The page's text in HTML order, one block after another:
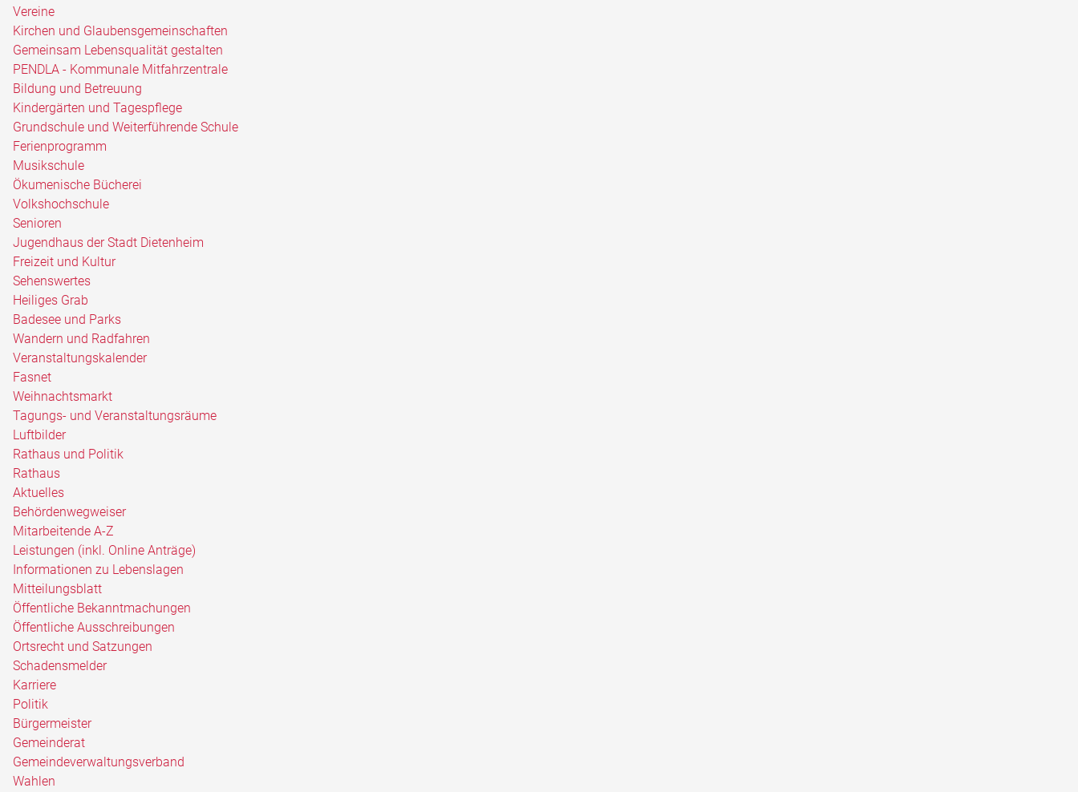
Vereine
Kirchen und Glaubensgemeinschaften
Gemeinsam Lebensqualität gestalten
PENDLA - Kommunale Mitfahrzentrale
Bildung und Betreuung
Kindergärten und Tagespflege
Grundschule und Weiterführende Schule
Ferienprogramm
Musikschule
Ökumenische Bücherei
Volkshochschule
Senioren
Jugendhaus der Stadt Dietenheim
Freizeit und Kultur
Sehenswertes
Heiliges Grab
Badesee und Parks
Wandern und Radfahren
Veranstaltungskalender
Fasnet
Weihnachtsmarkt
Tagungs- und Veranstaltungsräume
Luftbilder
Rathaus und Politik
Rathaus
Aktuelles
Behördenwegweiser
Mitarbeitende A-Z
Leistungen (inkl. Online Anträge)
Informationen zu Lebenslagen
Mitteilungsblatt
Öffentliche Bekanntmachungen
Öffentliche Ausschreibungen
Ortsrecht und Satzungen
Schadensmelder
Karriere
Politik
Bürgermeister
Gemeinderat
Gemeindeverwaltungsverband
Wahlen